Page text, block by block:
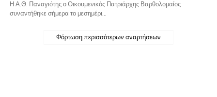
Η Α.Θ. Παναγιότης ο Οικουμενικός Πατριάρχης Βαρθολομαίος
συναντήθηκε σήμερα το μεσημέρι…
Φόρτωση περισσότερων αναρτήσεων